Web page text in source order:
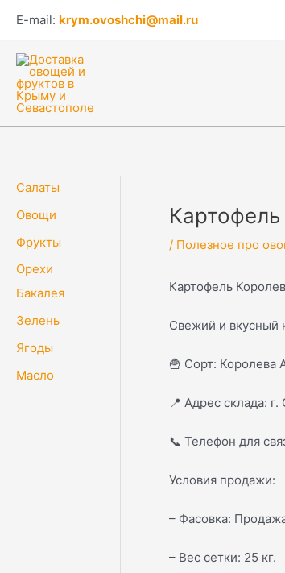
E-mail: krym.ovoshchi@mail.ru
Салаты
Овощи
Фрукты
Орехи
Бакалея
Зелень
Ягоды
Масло
/ Полезное про
Картофель
Свежий и вкусный
🍟 Сорт: Королева
📍 Адрес склада: г.
📞 Телефон для
Условия продажи:
– Фасовка:
– Вес сетки: 25 кг.
по